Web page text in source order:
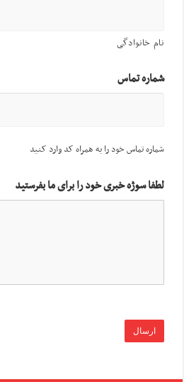
نام خانوادگی
شماره تماس
شماره تماس خود را به همراه کد وارد کنید
لطفا سوژه خبری خود را برای ما بفرستید